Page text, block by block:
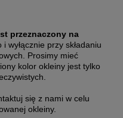
przeznaczony na
i wyłącznie przy składaniu
Prosimy mieć
kolor okleiny jest tylko
się z nami w celu
okleiny.